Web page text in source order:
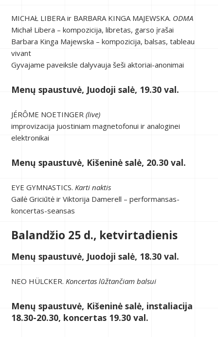
MICHAŁ LIBERA ir BARBARA KINGA MAJEWSKA. ODMA
Michał Libera – kompozicija, libretas, garso įrašai
Barbara Kinga Majewska – kompozicija, balsas, tableau
vivant
Gyvajame paveiksle dalyvauja šeši aktoriai-anonimai
Menų spaustuvė, Juodoji salė, 19.30 val.
JÉRÔME NOETINGER (live)
improvizacija juostiniam magnetofonui ir analoginei
elektronikai
Menų spaustuvė, Kišeninė salė, 20.30 val.
EYE GYMNASTICS. Karti naktis
Gailė Griciūtė ir Viktorija Damerell – performansas-
koncertas-seansas
Balandžio 25 d., ketvirtadienis
Menų spaustuvė, Juodoji salė, 18.30 val.
NEO HÜLCKER. Koncertas lūžtančiam balsui
Menų spaustuvė, Kišeninė salė, instaliacija
18.30-20.30, koncertas 19.30 val.